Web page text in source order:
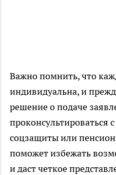
Важно помнить, что
индивидуальна, и
решение о подаче
проконсультироваться
соцзащиты или
поможет избежать
и даст четкое